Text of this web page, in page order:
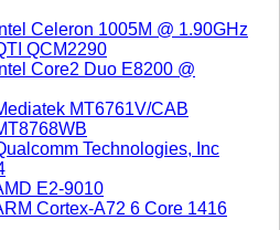
Intel Celeron 1005M @ 1.90GHz
QCM2290
Intel Core2 Duo E8200 @
MT6761V/CAB
Technologies, Inc
E2-9010
Cortex-A72 6 Core 1416